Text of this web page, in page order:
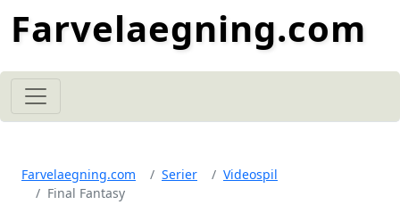
Farvelaegning.com
Farvelaegning.com Serier
Videospil
Final Fantasy